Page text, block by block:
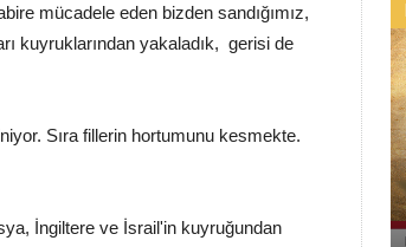
mücadele eden bizden sandığımız,
kuyruklarından yakaladık, gerisi de
Sıra fillerin hortumunu kesmekte.
İngiltere ve İsrail'in kuyruğundan